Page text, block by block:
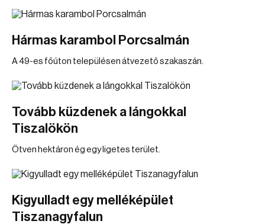
Hármas karambol Porcsalmán
A 49-es főúton településen átvezető szakaszán.
Tovább küzdenek a lángokkal
Tiszalökön
Ötven hektáron ég egy ligetes terület.
Kigyulladt egy melléképület
Tiszanagyfalun